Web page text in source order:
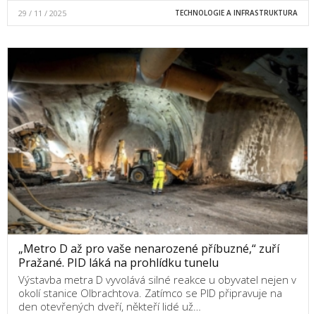
29 / 11 / 2025 TECHNOLOGIE A INFRASTRUKTURA
„Metro D až pro vaše nenarozené příbuzné,“ zuří
Pražané. PID láká na prohlídku tunelu
Výstavba metra D vyvolává silné reakce u obyvatel nejen v
okolí stanice Olbrachtova. Zatímco se PID připravuje na
den otevřených dveří, někteří lidé už…